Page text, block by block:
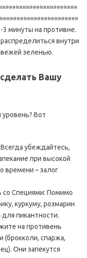
3 минуты на противне.
внутри
зеленью.
Вашу
Вот
убеждайтесь,
при высокой
времени – залог
со Специями: Помимо
куркуму, розмарин
пикантности.
на противень
(брокколи, спаржа,
Они запекутся